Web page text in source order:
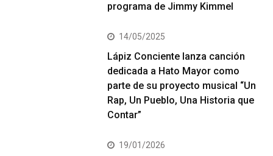
programa de Jimmy Kimmel
14/05/2025
Lápiz Conciente lanza canción
dedicada a Hato Mayor como
parte de su proyecto musical “Un
Rap, Un Pueblo, Una Historia que
Contar”
19/01/2026